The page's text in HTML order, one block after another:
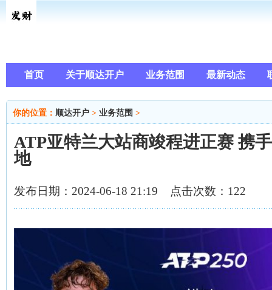
首页 关于顺达开户 业务范围 最新动态
你的位置： 顺达开户 > 业务范围 >
ATP亚特兰大站商竣程进正赛 携
地
发布日期：2024-06-18 21:19 点击次数：122